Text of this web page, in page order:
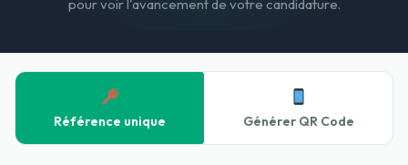
pour voir l'avancement de votre candidature.
Référence unique Générer QR Code